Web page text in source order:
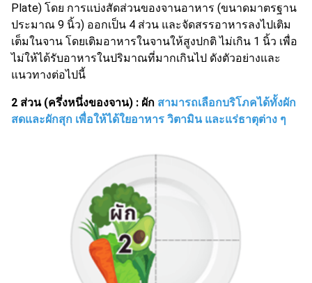
Plate) โดย การแบ่งสัดส่วนของจานอาหาร (ขนาดมาตรฐาน
ประมาณ 9 นิ้ว) ออกเป็น 4 ส่วน และจัดสรรอาหารลงไปเติม
เต็มในจาน โดยเติมอาหารในจานให้สูงปกติ ไม่เกิน 1 นิ้ว เพื่อ
ไม่ให้ได้รับอาหารในปริมาณที่มากเกินไป ดังตัวอย่างและ
แนวทางต่อไปนี้
2 ส่วน (ครึ่งหนึ่งของจาน) : ผัก สามารถเลือกบริโภคได้ทั้งผัก
สดและผักสุก เพื่อให้ได้ใยอาหาร วิตามิน และแร่ธาตุต่าง ๆ